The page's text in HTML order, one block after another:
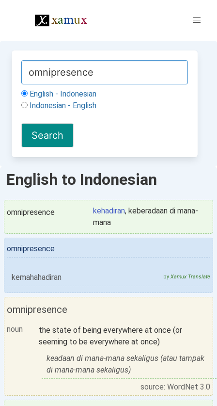
English - Indonesian
Indonesian - English
English to Indonesian
omnipresence kehadiran, keberadaan di mana-
mana
omnipresence
kemahahadiran by Xamux Translate
omnipresence
noun
the state of being everywhere at once (or
seeming to be everywhere at once)
keadaan di mana-mana sekaligus (atau tampak
di mana-mana sekaligus)
source: WordNet 3.0